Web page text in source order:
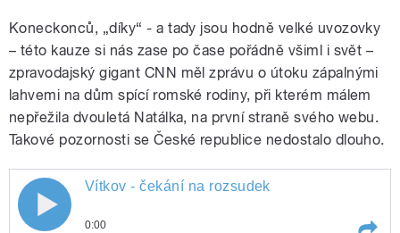
Koneckonců, „díky“ - a tady jsou hodně velké uvozovky
– této kauze si nás zase po čase pořádně všiml i svět –
zpravodajský gigant CNN měl zprávu o útoku zápalnými
lahvemi na dům spící romské rodiny, při kterém málem
nepřežila dvouletá Natálka, na první straně svého webu.
Takové pozornosti se České republice nedostalo dlouho.
Vítkov - čekání na rozsudek
0:00